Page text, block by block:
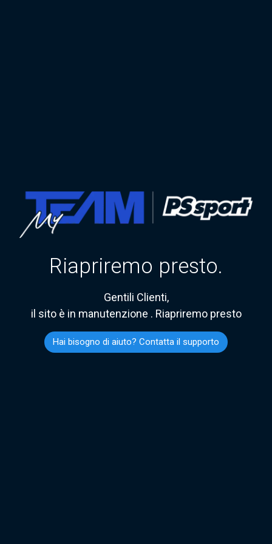
Riapriremo presto.
Gentili Clienti,
il sito è in manutenzione . Riapriremo presto
Hai bisogno di aiuto? Contatta il supporto